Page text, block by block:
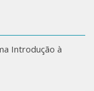
Introdução à